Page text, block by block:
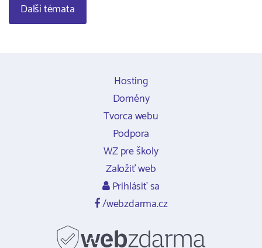
Další témata
Hosting
Domény
Tvorca webu
Podpora
WZ pre školy
Založiť web
Prihlásiť sa
/webzdarma.cz